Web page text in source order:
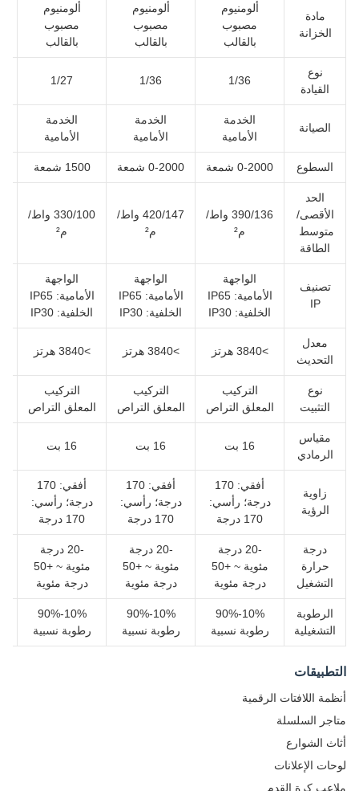
مادة
الخزانة
ألومنيوم
مصبوب
بالقالب
ألومنيوم
مصبوب
بالقالب
ألومنيوم
مصبوب
بالقالب
نوع
القيادة
1/36
1/36
1/27
الصيانة
الخدمة
الأمامية
الخدمة
الأمامية
الخدمة
الأمامية
السطوع 0-2000 شمعة 0-2000 شمعة 1500 شمعة
الحد
الأقصى/
متوسط ​​
الطاقة
390/136 واط/
م²
420/147 واط/
م²
330/100 واط/
م²
تصنيف
IP
الواجهة
الأمامية: IP65
الخلفية: IP30
الواجهة
الأمامية: IP65
الخلفية: IP30
الواجهة
الأمامية: IP65
الخلفية: IP30
معدل
التحديث
>3840 هرتز >3840 هرتز >3840 هرتز
نوع
التثبيت
التركيب
المعلق التراص
التركيب
المعلق التراص
التركيب
المعلق التراص
مقياس
الرمادي
16 بت 16 بت 16 بت
زاوية
الرؤية
أفقي: 170
درجة؛ رأسي:
170 درجة
أفقي: 170
درجة؛ رأسي:
170 درجة
أفقي: 170
درجة؛ رأسي:
170 درجة
درجة
حرارة
التشغيل
-20 درجة
مئوية ~ +50
درجة مئوية
-20 درجة
مئوية ~ +50
درجة مئوية
-20 درجة
مئوية ~ +50
درجة مئوية
الرطوبة
التشغيلية
10%-90%
رطوبة نسبية
10%-90%
رطوبة نسبية
10%-90%
رطوبة نسبية
التطبيقات
أنظمة اللافتات الرقمية
متاجر السلسلة
أثاث الشوارع
لوحات الإعلانات
ملاعب كرة القدم